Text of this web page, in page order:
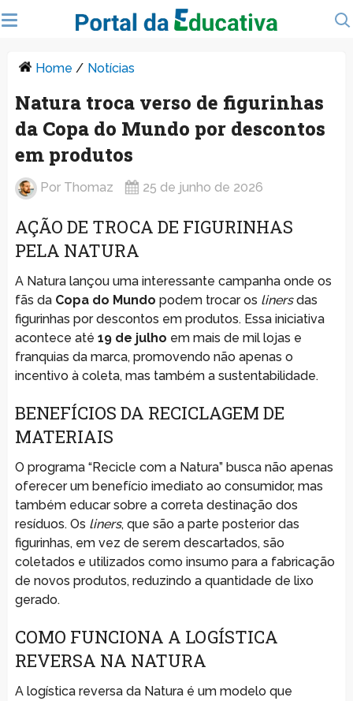
Home / Notícias
Natura troca verso de figurinhas
da Copa do Mundo por descontos
em produtos
Por Thomaz 25 de junho de 2026
AÇÃO DE TROCA DE FIGURINHAS
PELA NATURA
A Natura lançou uma interessante campanha onde os
fãs da Copa do Mundo podem trocar os linersdas
figurinhas por descontos em produtos. Essa iniciativa
acontece até 19 de julho em mais de mil lojas e
franquias da marca, promovendo não apenas o
incentivo à coleta, mas também a sustentabilidade.
BENEFÍCIOS DA RECICLAGEM DE
MATERIAIS
O programa “Recicle com a Natura” busca não apenas
oferecer um benefício imediato ao consumidor, mas
também educar sobre a correta destinação dos
resíduos. Os liners, que são a parte posterior das
figurinhas, em vez de serem descartados, são
coletados e utilizados como insumo para a fabricação
de novos produtos, reduzindo a quantidade de lixo
gerado.
COMO FUNCIONA A LOGÍSTICA
REVERSA NA NATURA
A logística reversa da Natura é um modelo que